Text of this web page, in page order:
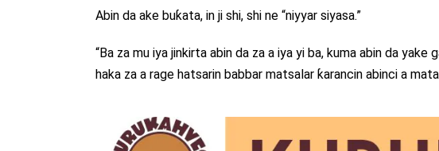
Abin da ake buƙata, in ji shi, shi ne “niyyar siyasa.”
“Ba za mu iya jinkirta abin da za a iya yi ba, kuma abin da
haka za a rage hatsarin babbar matsalar ƙarancin abinci a